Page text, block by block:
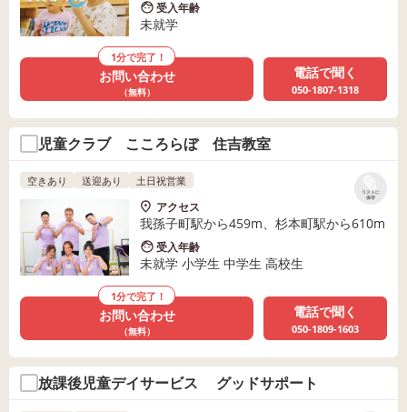
受入年齢
未就学
1分で完了！
お問い合わせ
（無料）
電話で聞く
050-1807-1318
児童クラブ こころらぼ 住吉教室
リストに
保存
空きあり 送迎あり 土日祝営業
アクセス
我孫子町駅から459m、杉本町駅から610m
受入年齢
未就学 小学生 中学生 高校生
1分で完了！
お問い合わせ
（無料）
電話で聞く
050-1809-1603
放課後児童デイサービス グッドサポート